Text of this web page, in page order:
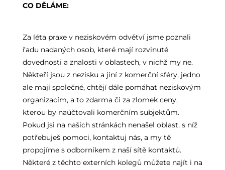
CO DĚLÁME:
Za léta praxe v neziskovém odvětví jsme poznali
řadu nadaných osob, které mají rozvinuté
dovednosti a znalosti v oblastech, v nichž my ne.
Někteří jsou z nezisku a jiní z komerční sféry, jedno
ale mají společné, chtějí dále pomáhat neziskovým
organizacím, a to zdarma či za zlomek ceny,
kterou by naúčtovali komerčním subjektům.
Pokud jsi na našich stránkách nenašel oblast, s níž
potřebuješ pomoci, kontaktuj nás, a my tě
propojíme s odborníkem z naší sítě kontaktů.
Některé z těchto externích kolegů můžete najít i na